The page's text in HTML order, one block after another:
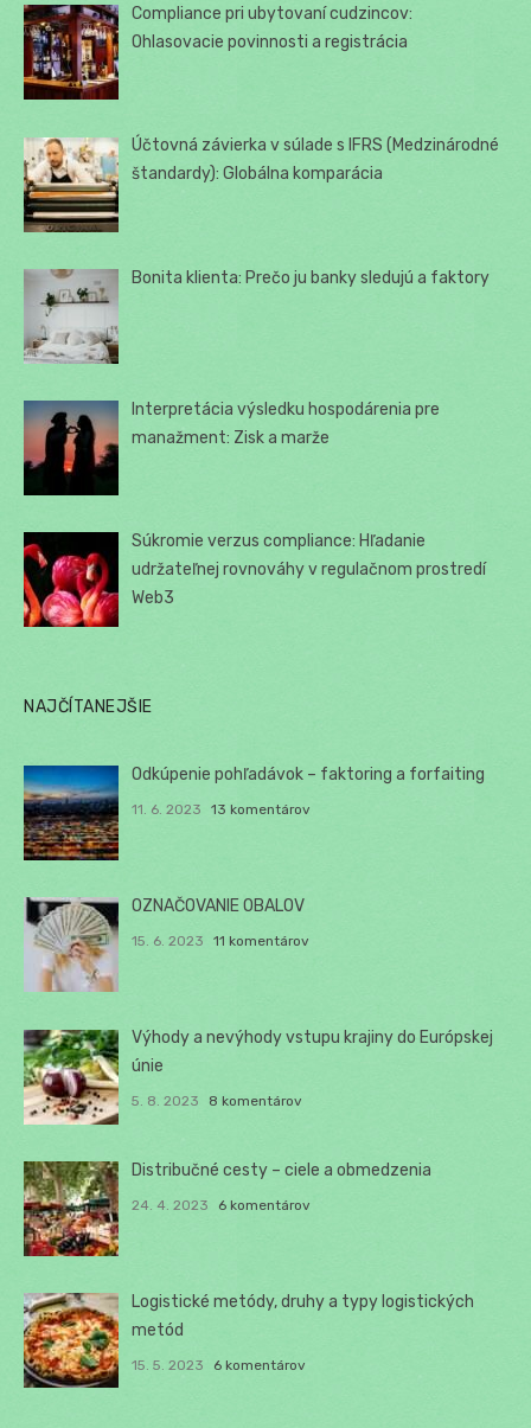
Compliance pri ubytovaní cudzincov:
Ohlasovacie povinnosti a registrácia
Účtovná závierka v súlade s IFRS (Medzinárodné
štandardy): Globálna komparácia
Bonita klienta: Prečo ju banky sledujú a faktory
Interpretácia výsledku hospodárenia pre
manažment: Zisk a marže
Súkromie verzus compliance: Hľadanie
udržateľnej rovnováhy v regulačnom prostredí
Web3
NAJČÍTANEJŠIE
Odkúpenie pohľadávok – faktoring a forfaiting
11. 6. 2023 13 komentárov
OZNAČOVANIE OBALOV
15. 6. 2023 11 komentárov
Výhody a nevýhody vstupu krajiny do Európskej
únie
5. 8. 2023 8 komentárov
Distribučné cesty – ciele a obmedzenia
24. 4. 2023 6 komentárov
Logistické metódy, druhy a typy logistických
metód
15. 5. 2023 6 komentárov